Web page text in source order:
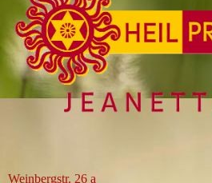
Weinbergstr. 26 a